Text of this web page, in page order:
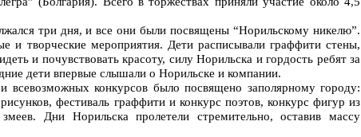
три дня, и все они были посвящены “Норильскому никелю”.
и творческие мероприятия. Дети расписывали граффити стены,
и почувствовать красоту, силу Норильска и гордость ребят за
дети впервые слышали о Норильске и компании.
всевозможных конкурсов было посвящено заполярному городу:
фестиваль граффити и конкурс поэтов, конкурс фигур из
Дни Норильска пролетели стремительно, оставив массу